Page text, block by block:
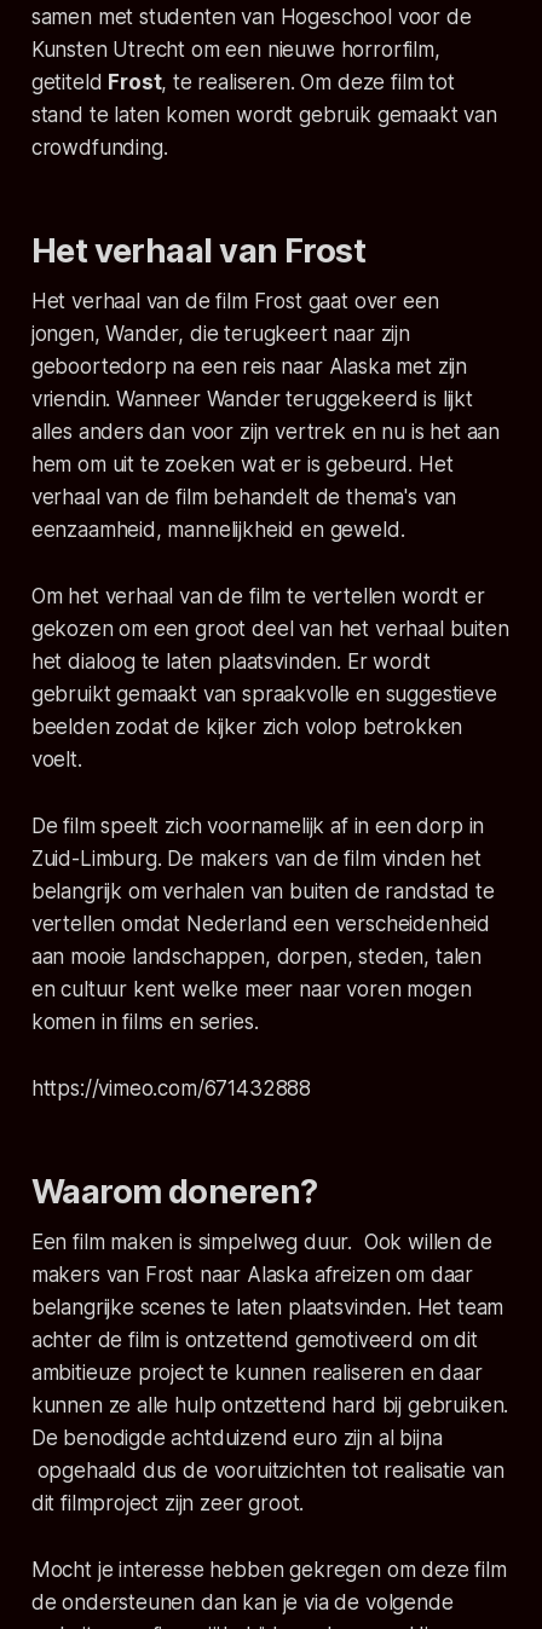
samen met studenten van Hogeschool voor de
Kunsten Utrecht om een nieuwe horrorfilm,
getiteld Frost, te realiseren. Om deze film tot
stand te laten komen wordt gebruik gemaakt van
crowdfunding.
Het verhaal van Frost
Het verhaal van de film Frostgaat over een
jongen, Wander, die terugkeert naar zijn
geboortedorp na een reis naar Alaska met zijn
vriendin. Wanneer Wander teruggekeerd is lijkt
alles anders dan voor zijn vertrek en nu is het aan
hem om uit te zoeken wat er is gebeurd. Het
verhaal van de film behandelt de thema's van
eenzaamheid, mannelijkheid en geweld.
Om het verhaal van de film te vertellen wordt er
gekozen om een groot deel van het verhaal buiten
het dialoog te laten plaatsvinden. Er wordt
gebruikt gemaakt van spraakvolle en suggestieve
beelden zodat de kijker zich volop betrokken
voelt.
De film speelt zich voornamelijk af in een dorp in
Zuid-Limburg. De makers van de film vinden het
belangrijk om verhalen van buiten de randstad te
vertellen omdat Nederland een verscheidenheid
aan mooie landschappen, dorpen, steden, talen
en cultuur kent welke meer naar voren mogen
komen in films en series.
https://vimeo.com/671432888
Waarom doneren?
Een film maken is simpelweg duur. Ook willen de
makers van Frost naar Alaska afreizen om daar
belangrijke scenes te laten plaatsvinden. Het team
achter de film is ontzettend gemotiveerd om dit
ambitieuze project te kunnen realiseren en daar
kunnen ze alle hulp ontzettend hard bij gebruiken.
De benodigde achtduizend euro zijn al bijna
opgehaald dus de vooruitzichten tot realisatie van
dit filmproject zijn zeer groot.
Mocht je interesse hebben gekregen om deze film
de ondersteunen dan kan je via de volgende